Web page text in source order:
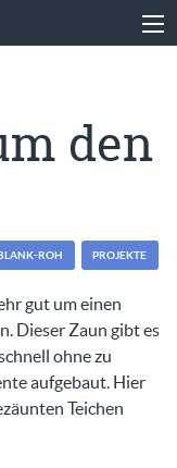
den
ROH PROJEKTE
gut um einen
Dieser Zaun gibt es
ohne zu
aufgebaut. Hier
Teichen